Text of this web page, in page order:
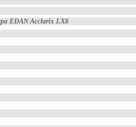
EDAN Acclarix LX8